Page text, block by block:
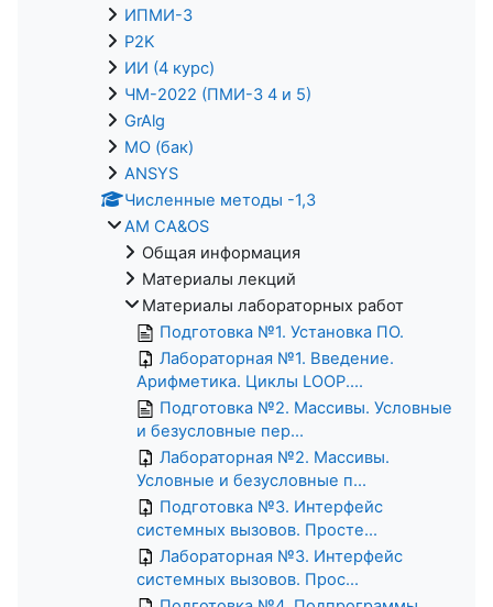
ИПМИ-3
P2K
ИИ (4 курс)
ЧМ-2022 (ПМИ-3 4 и 5)
GrAlg
МО (бак)
ANSYS
Численные методы -1,3
AM CA&OS
Общая информация
Материалы лекций
Материалы лабораторных работ
Подготовка №1. Установка ПО.
Лабораторная №1. Введение.
Арифметика. Циклы LOOP....
Подготовка №2. Массивы. Условные
и безусловные пер...
Лабораторная №2. Массивы.
Условные и безусловные п...
Подготовка №3. Интерфейс
системных вызовов. Просте...
Лабораторная №3. Интерфейс
системных вызовов. Прос...